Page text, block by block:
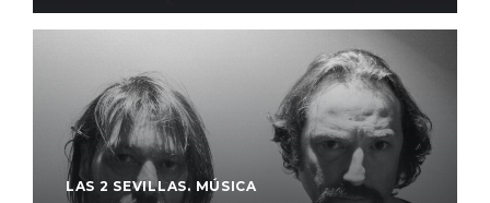
LAS 2 SEVILLAS. MÚSICA